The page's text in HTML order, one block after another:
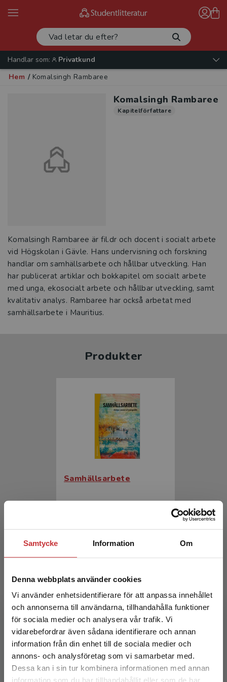
Samtycke Information Om
Denna webbplats använder cookies
Vi använder enhetsidentifierare för att anpassa innehållet
och annonserna till användarna, tillhandahålla funktioner
för sociala medier och analysera vår trafik. Vi
vidarebefordrar även sådana identifierare och annan
information från din enhet till de sociala medier och
annons- och analysföretag som vi samarbetar med.
Dessa kan i sin tur kombinera informationen med annan
information som du har tillhandahållit eller som de har
Begränsad fraktregion
Handlar som:
Privatkund
Hem / Komalsingh Rambaree
Komalsingh Rambaree
Kapitelförfattare
Komalsingh Rambaree är fil.dr och docent i socialt arbete
vid Högskolan i Gävle. Hans undervisning och forskning
handlar om samhällsarbete och hållbar utveckling. Han
har publicerat artiklar och bokkapitel om socialt arbete
med unga, ekosocialt arbete och hållbar utveckling, samt
kvalitativ analys. Rambaree har också arbetat med
samhällsarbete i Mauritius.
Produkter
Samhällsarbete
Sjöberg, S - Turunen, P (red.)
Exkl. moms: 340 kr
Samhällsarbete
Sjöberg, S - Turunen, P (red.)